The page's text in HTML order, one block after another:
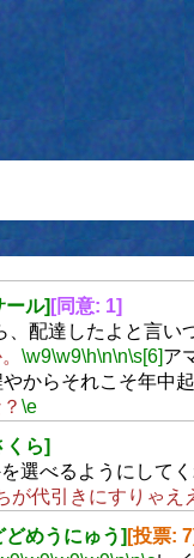
ール] [同意: 1]
、配達したよと言い
\w9\w9\h\n\n\s[6]ア
からそれこそ年中
\e
くら]
選べるようにしてく
が代引きにすりゃえ
どめうにゅう] [投票: